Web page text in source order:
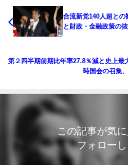
合流新党140人超と
と財政・金融政策の
第２四半期前期比年率27.8％減と史上最
時国会の召集
この記事が気
フォローし